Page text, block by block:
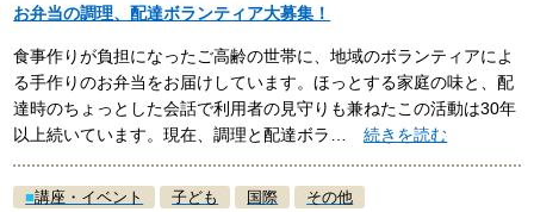
お弁当の調理、配達ボランティア大募集！
食事作りが負担になったご高齢の世帯に、地域のボランティアによ
る手作りのお弁当をお届けしています。ほっとする家庭の味と、配
達時のちょっとした会話で利用者の見守りも兼ねたこの活動は30年
以上続いています。現在、調理と配達ボラ…続きを読む
■講座・イベント 子ども 国際 その他